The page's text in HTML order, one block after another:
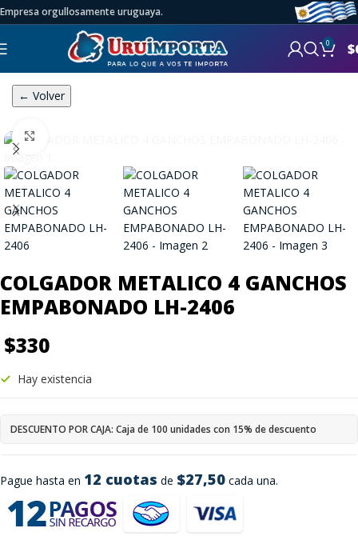
Empresa orgullosamente uruguaya.
0 $
← Volver
COLGADOR METALICO 4 GANCHOS
EMPABONADO LH-2406
$330
Pague hasta en 12 cuotas de $27,50 cada una.
Hay existencia
DESCUENTO POR CAJA: Caja de 100 unidades con 15% de descuento